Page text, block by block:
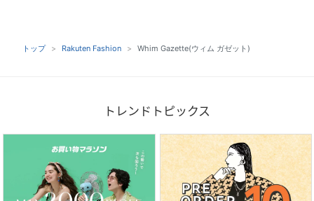
トップ Rakuten Fashion Whim Gazette(ウィム ガゼット)
トレンドトピックス